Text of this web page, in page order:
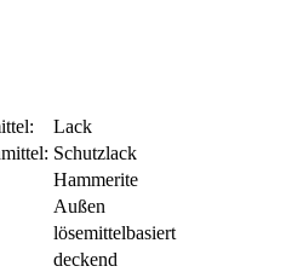
Lack
Schutzlack
Hammerite
Außen
lösemittelbasiert
deckend